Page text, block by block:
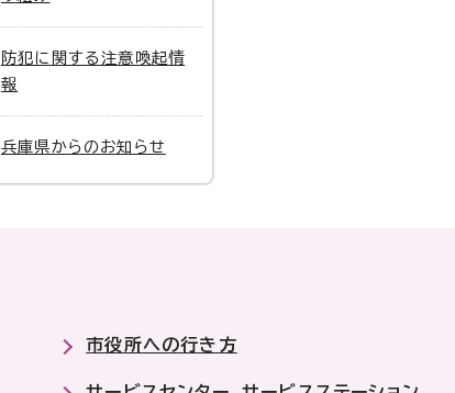
防犯に関する注意喚起情
報
兵庫県からのお知らせ
市役所への行き方